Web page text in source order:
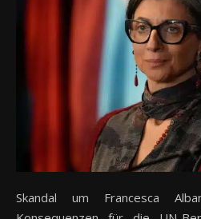
Skandal um Francesca Albanese: Schimon fordert